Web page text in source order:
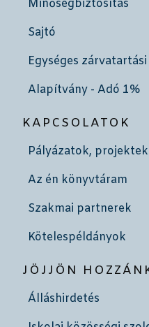
Minőségbiztosítás
Sajtó
Egységes
Alapítvány - Adó 1%
KAPCSOLATOK
Pályázatok, projektek
Az én könyvtáram
Szakmai partnerek
Kötelespéldányok
JÖJJÖN
Álláshirdetés